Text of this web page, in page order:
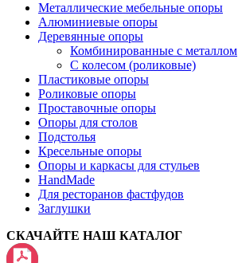
Металлические мебельные опоры
Алюминиевые опоры
Деревянные опоры
Комбинированные с металлом
С колесом (роликовые)
Пластиковые опоры
Роликовые опоры
Проставочные опоры
Опоры для столов
Подстолья
Кресельные опоры
Опоры и каркасы для стульев
HandMade
Для ресторанов фастфудов
Заглушки
СКАЧАЙТЕ НАШ КАТАЛОГ